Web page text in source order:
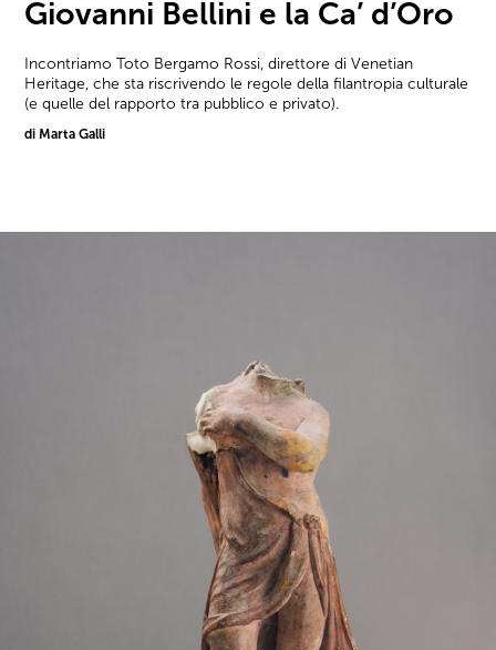
Giovanni Bellini e la Ca’ d’Oro
Incontriamo Toto Bergamo Rossi, direttore di Venetian
Heritage, che sta riscrivendo le regole della filantropia culturale
(e quelle del rapporto tra pubblico e privato).
di Marta Galli